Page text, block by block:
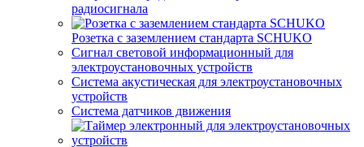
радиосигнала
Розетка с заземлением стандарта SCHUKO
Сигнал световой информационный для
электроустановочных устройств
Система акустическая для электроустановочных
устройств
Система датчиков движения